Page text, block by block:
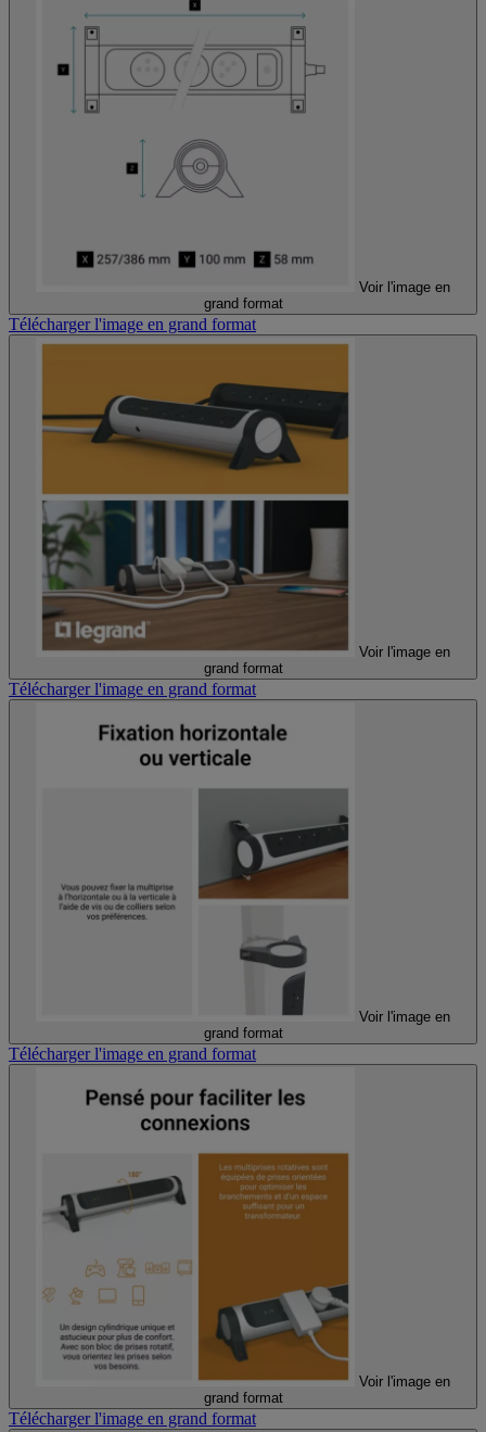
Voir l'image en
grand format
Télécharger l'image en grand format
Voir l'image en
grand format
Télécharger l'image en grand format
Voir l'image en
grand format
Télécharger l'image en grand format
Voir l'image en
grand format
Télécharger l'image en grand format